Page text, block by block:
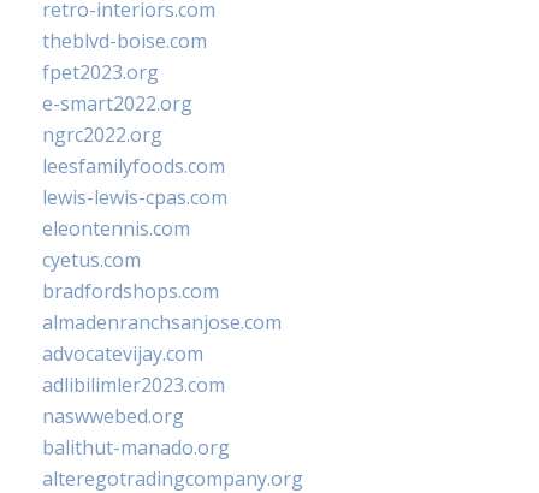
retro-interiors.com
theblvd-boise.com
fpet2023.org
e-smart2022.org
ngrc2022.org
leesfamilyfoods.com
lewis-lewis-cpas.com
eleontennis.com
cyetus.com
bradfordshops.com
almadenranchsanjose.com
advocatevijay.com
adlibilimler2023.com
naswwebed.org
balithut-manado.org
alteregotradingcompany.org